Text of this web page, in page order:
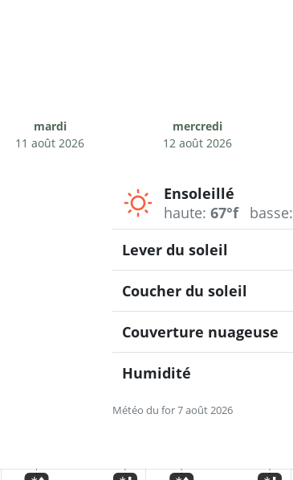
mardi
11 août 2026
mercredi
12 août 2026
Ensoleillé
haute: 67°f basse:
Météo du for 7 août 2026
Lever du soleil
Coucher du soleil
Couverture nuageuse
Humidité